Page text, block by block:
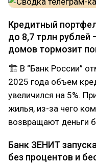
Кредитный
до 8,7 трлн рублей
домов тормозит
🏗 В “Банк России”
2025 года объем
увеличился на 5%.
жилья, из-за чего
возвращают деньги
Банк ЗЕНИТ
без процентов и